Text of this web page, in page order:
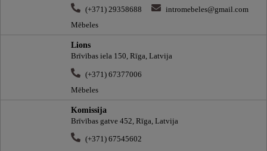
(+371) 29358688
intromebeles@gmail.com
Mēbeles
Lions
Brīvības iela 150, Rīga, Latvija
(+371) 67377006
Mēbeles
Komissija
Brīvības gatve 452, Rīga, Latvija
(+371) 67545602